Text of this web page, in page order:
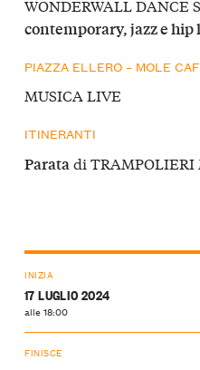
WONDERWALL DANCE
contemporary, jazz e hip
PIAZZA ELLERO – MOLE
MUSICA LIVE
ITINERANTI
Paratadi
INIZIA
17 LUGLIO 2024
alle 18:00
FINISCE